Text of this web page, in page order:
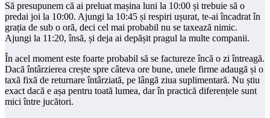
Să presupunem că ai preluat mașina luni la 10:00 și trebuie să o
predai joi la 10:00. Ajungi la 10:45 și respiri ușurat, te-ai încadrat în
grația de sub o oră, deci cel mai probabil nu se taxează nimic.
Ajungi la 11:20, însă, și deja ai depășit pragul la multe companii.
În acel moment este foarte probabil să se factureze încă o zi întreagă.
Dacă întârzierea crește spre câteva ore bune, unele firme adaugă și o
taxă fixă de returnare întârziată, pe lângă ziua suplimentară. Nu știu
exact dacă e așa pentru toată lumea, dar în practică diferențele sunt
mici între jucători.